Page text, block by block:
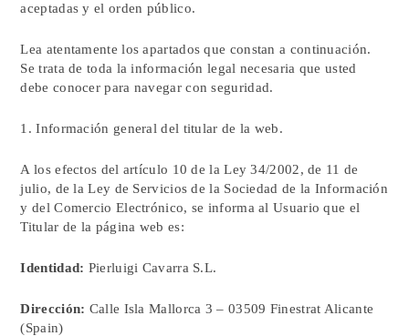
aceptadas y el orden público.
Lea atentamente los apartados que constan a continuación.
Se trata de toda la información legal necesaria que usted
debe conocer para navegar con seguridad.
1. Información general del titular de la web.
A los efectos del artículo 10 de la Ley 34/2002, de 11 de
julio, de la Ley de Servicios de la Sociedad de la Información
y del Comercio Electrónico, se informa al Usuario que el
Titular de la página web es:
Identidad: Pierluigi Cavarra S.L.
Dirección: Calle Isla Mallorca 3 – 03509 Finestrat Alicante
(Spain)